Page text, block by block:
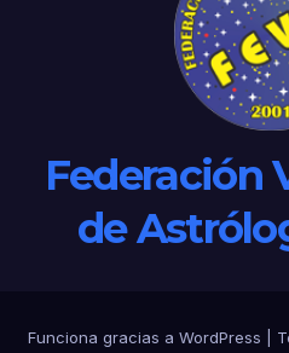
Federación
de
Funciona gracias a WordPress